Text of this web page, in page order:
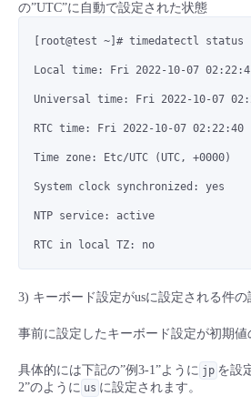
の”UTC”に自動で設定された状態
[root@test ~]# timedatectl status
Local time: Fri 2022-10-07
Universal time: Fri 2022-10-07
RTC time: Fri 2022-10-07 02:22:40
Time zone: Etc/UTC (UTC, +0000)
System clock synchronized: yes
NTP service: active
RTC in local TZ: no
3) キーボード設定がusに設定される件の
事前に設定したキーボード設定が初期値
具体的には下記の”例3-1”ように jp を設
2”のように us に設定されます。